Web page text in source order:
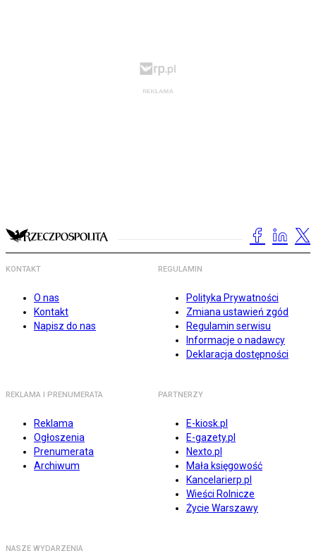
KONTAKT
O nas
Kontakt
Napisz do nas
REGULAMIN
Polityka Prywatności
Zmiana ustawień zgód
Regulamin serwisu
Informacje o nadawcy
Deklaracja dostępności
REKLAMA I PRENUMERATA
Reklama
Ogłoszenia
Prenumerata
Archiwum
PARTNERZY
E-kiosk.pl
E-gazety.pl
Nexto.pl
Mała księgowość
Kancelarierp.pl
Wieści Rolnicze
Życie Warszawy
NASZE WYDARZENIA